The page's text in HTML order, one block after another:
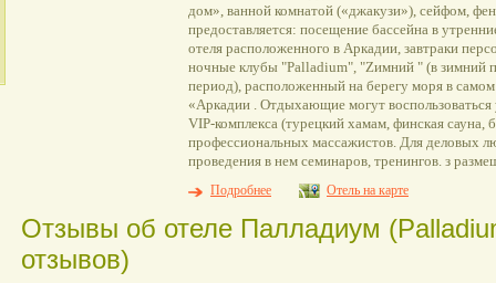
дом», ванной комнатой («джакузи»), сейфом,
предоставляется: посещение бассейна в
отеля расположенного в Аркадии, завтраки
ночные клубы "Palladium", "Zимний " (в зимний
период), расположенный на берегу моря в
«Аркадии . Отдыхающие могут воспользоваться
VIP-комплекса (турецкий хамам, финская сауна,
профессиональных массажистов. Для деловых
проведения в нем семинаров, тренингов. з
Подробнее
Отель на карте
Отзывы об отеле Палладиум
отзывов)